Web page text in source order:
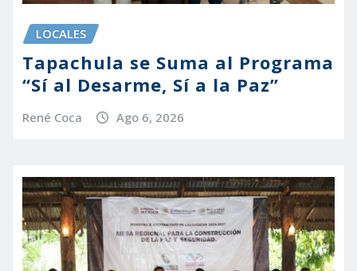
LOCALES
Tapachula se Suma al Programa
“Sí al Desarme, Sí a la Paz”
René Coca Ago 6, 2026